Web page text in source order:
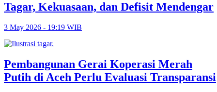
Tagar, Kekuasaan, dan Defisit Mendengar
3 May 2026 - 19:19 WIB
Pembangunan Gerai Koperasi Merah
Putih di Aceh Perlu Evaluasi Transparansi